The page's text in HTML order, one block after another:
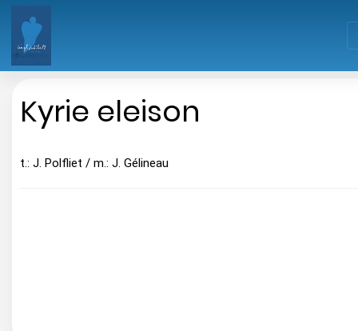
Kyrie eleison
t.: J. Polfliet / m.: J. Gélineau